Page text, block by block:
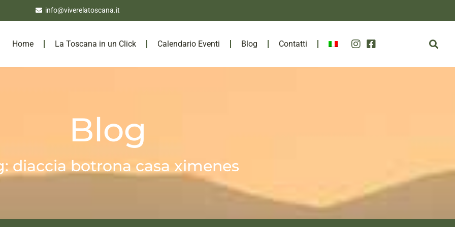
info@viverelatoscana.it
Home La Toscana in un Click Calendario Eventi Blog Contatti
Blog
diaccia botrona casa ximenes